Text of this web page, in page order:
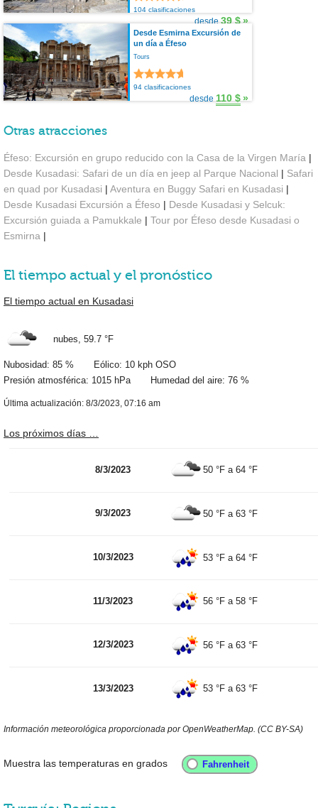
104 clasificaciones
desde39 $»
Desde Esmirna Excursión de
un día a Éfeso
Tours
94 clasificaciones
desde110 $»
Otras atracciones
Éfeso: Excursión en grupo reducido con la Casa de la Virgen María |
Desde Kusadasi: Safari de un día en jeep al Parque Nacional | Safari
en quad por Kusadasi | Aventura en Buggy Safari en Kusadasi |
Desde Kusadasi Excursión a Éfeso | Desde Kusadasi y Selcuk:
Excursión guiada a Pamukkale | Tour por Éfeso desde Kusadasi o
Esmirna |
El tiempo actual y el pronóstico
El tiempo actual en Kusadasi
nubes, 59.7 °F
Nubosidad: 85 % Eólico: 10 kph OSO
Presión atmosférica: 1015 hPa Humedad del aire: 76 %
Última actualización: 8/3/2023, 07:16 am
Los próximos días …
8/3/2023 50 °F a64 °F
9/3/2023 50 °F a63 °F
10/3/2023 53 °F a64 °F
11/3/2023 56 °F a58 °F
12/3/2023 56 °F a63 °F
13/3/2023 53 °F a63 °F
Información meteorológica proporcionada por OpenWeatherMap. (CC BY-SA)
Muestra las temperaturas en grados